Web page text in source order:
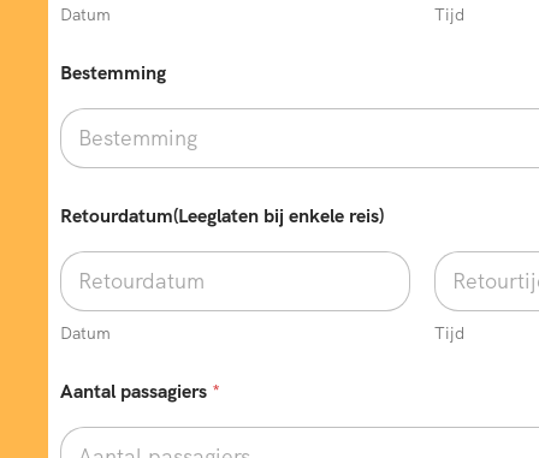
Datum Tijd
Bestemming
Retourdatum(Leeglaten bij enkele reis)
Datum Tijd
Aantal passagiers *